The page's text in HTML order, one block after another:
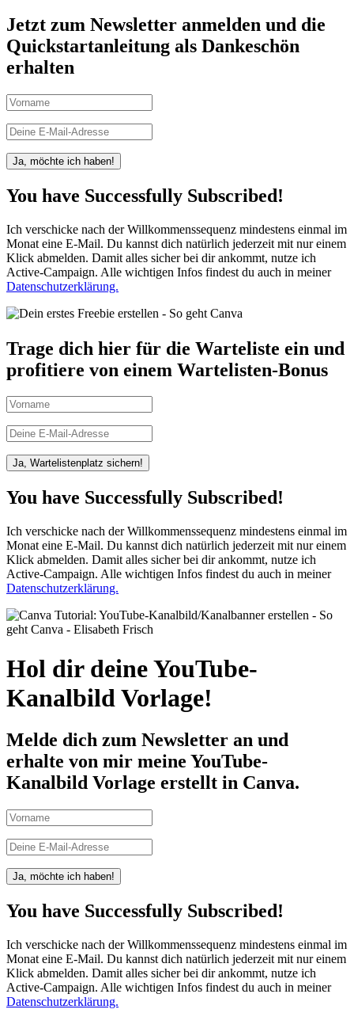
Jetzt zum Newsletter anmelden und die
Quickstartanleitung als Dankeschön
erhalten
Ja, möchte ich haben!
You have Successfully Subscribed!
Ich verschicke nach der Willkommenssequenz mindestens einmal im
Monat eine E-Mail. Du kannst dich natürlich jederzeit mit nur einem
Klick abmelden. Damit alles sicher bei dir ankommt, nutze ich
Active-Campaign. Alle wichtigen Infos findest du auch in meiner
Datenschutzerklärung.
Trage dich hier für die Warteliste ein und
profitiere von einem Wartelisten-Bonus
Ja, Wartelistenplatz sichern!
You have Successfully Subscribed!
Ich verschicke nach der Willkommenssequenz mindestens einmal im
Monat eine E-Mail. Du kannst dich natürlich jederzeit mit nur einem
Klick abmelden. Damit alles sicher bei dir ankommt, nutze ich
Active-Campaign. Alle wichtigen Infos findest du auch in meiner
Datenschutzerklärung.
Hol dir deine YouTube-
Kanalbild Vorlage!
Melde dich zum Newsletter an und
erhalte von mir meine YouTube-
Kanalbild Vorlage erstellt in Canva.
Ja, möchte ich haben!
You have Successfully Subscribed!
Ich verschicke nach der Willkommenssequenz mindestens einmal im
Monat eine E-Mail. Du kannst dich natürlich jederzeit mit nur einem
Klick abmelden. Damit alles sicher bei dir ankommt, nutze ich
Active-Campaign. Alle wichtigen Infos findest du auch in meiner
Datenschutzerklärung.